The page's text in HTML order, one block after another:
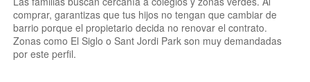
comprar, garantizas que tus hijos no tengan que cambiar de
barrio porque el propietario decida no renovar el contrato.
Zonas como El Siglo o Sant Jordi Park son muy demandadas
por este perfil.